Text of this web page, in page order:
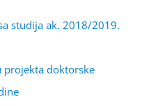
studija ak. 2018/2019.
projekta doktorske